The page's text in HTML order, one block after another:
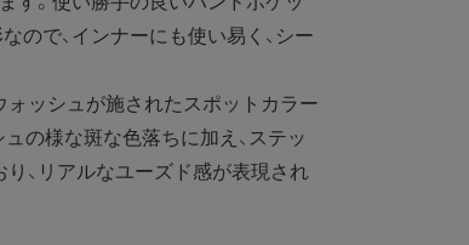
ので、インナーにも使い易く、シー
ッシュが施されたスポットカラー
ュの様な斑な色落ちに加え、ステッ
、リアルなユーズド感が表現され